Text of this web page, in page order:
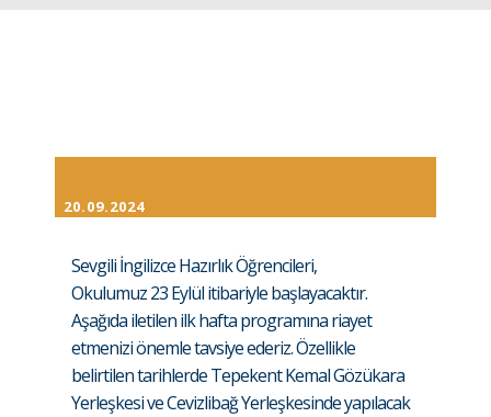
20.09.2024
Sevgili İngilizce Hazırlık Öğrencileri,
Okulumuz 23 Eylül itibariyle başlayacaktır.
Aşağıda iletilen ilk hafta programına riayet
etmenizi önemle tavsiye ederiz. Özellikle
belirtilen tarihlerde Tepekent Kemal Gözükara
Yerleşkesi ve Cevizlibağ Yerleşkesinde yapılacak